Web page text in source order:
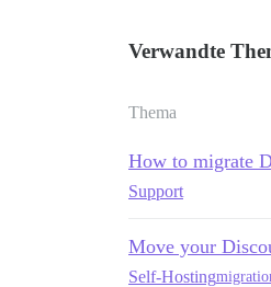
Verwandte
Thema
How to migrate
Support
Move your
Self-Hosting